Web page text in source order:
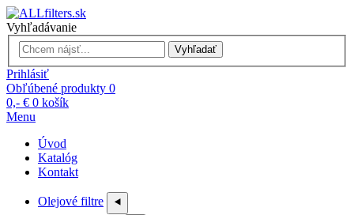
Vyhľadávanie
Vyhľadať
Prihlásiť
Obľúbené produkty 0
0,- € 0 košík
Menu
Úvod
Katalóg
Kontakt
Olejové filtre ⯇